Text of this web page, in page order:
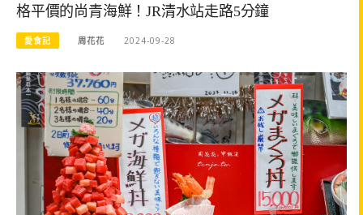
格平價的尚青海鮮！JR清水站走路5分鐘
愛食記 周花花 2024-09-28